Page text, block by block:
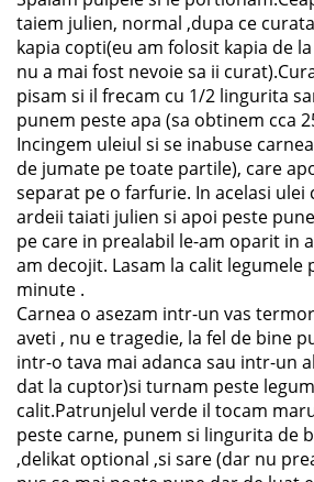
taiem julien, normal ,dupa ce
kapia copti(eu am folosit kapia de
nu a mai fost nevoie sa ii
pisam si il frecam cu 1/2 lingurita
punem peste apa (sa obtinem cca
Incingem uleiul si se inabuse
de jumate pe toate partile), care
separat pe o farfurie. In acelasi ulei
ardeii taiati julien si apoi peste
pe care in prealabil le-am oparit in
am decojit. Lasam la calit legumele
minute .
Carnea o asezam intr-un vas
aveti , nu e tragedie, la fel de bine
intr-o tava mai adanca sau intr-un
dat la cuptor)si turnam peste
calit.Patrunjelul verde il tocam
peste carne, punem si lingurita de
,delikat optional ,si sare (dar nu